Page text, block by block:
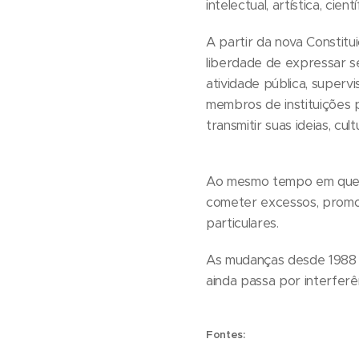
intelectual, artística,
A partir da nova
liberdade de expressar
atividade pública,
membros de instituições
transmitir suas ideias,
Ao mesmo tempo em
cometer excessos,
particulares.
As mudanças desde
ainda passa por
Fontes: